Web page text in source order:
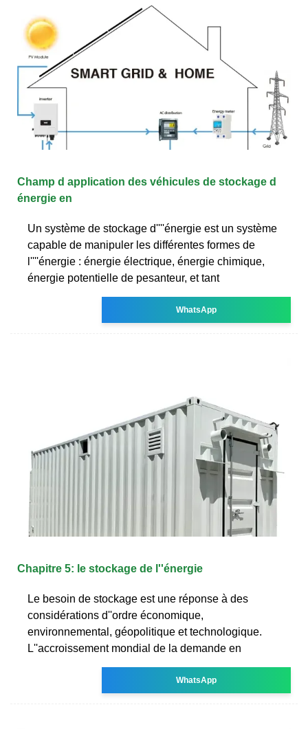
Champ d application des véhicules de stockage d
énergie en
Un système de stockage d''''énergie est un système
capable de manipuler les différentes formes de
l''''énergie : énergie électrique, énergie chimique,
énergie potentielle de pesanteur, et tant
WhatsApp
Chapitre 5: le stockage de l''énergie
Le besoin de stockage est une réponse à des
considérations d''ordre économique,
environnemental, géopolitique et technologique.
L''accroissement mondial de la demande en
WhatsApp